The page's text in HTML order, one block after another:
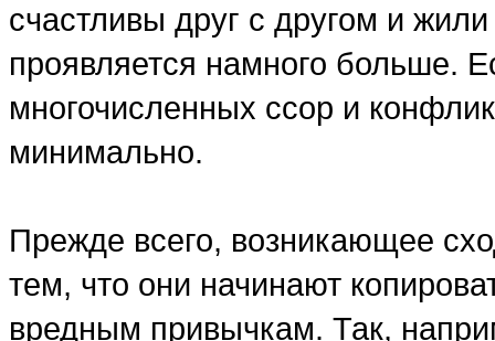
счастливы друг с другом и
проявляется намного больше.
многочисленных ссор и
минимально.
Прежде всего, возникающее
тем, что они начинают
вредным привычкам. Так,